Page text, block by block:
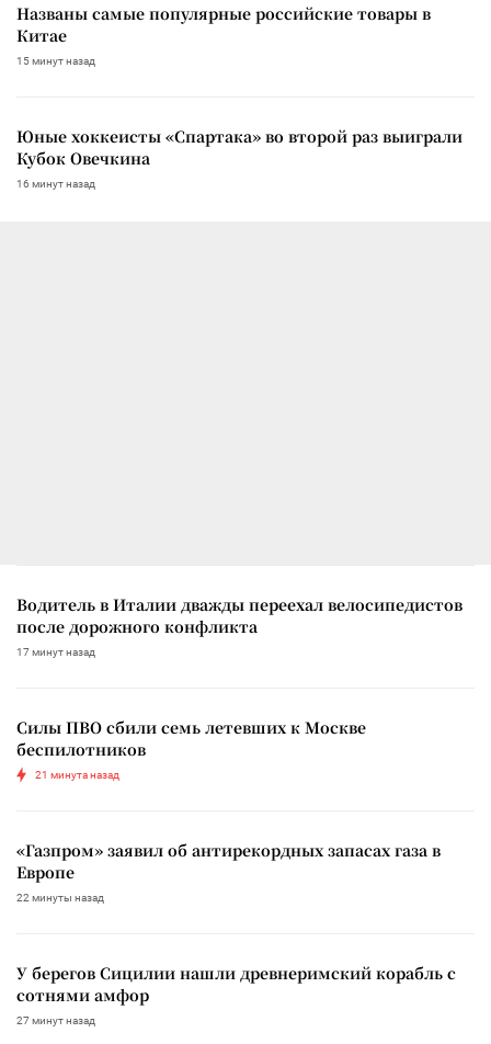
Названы самые популярные российские товары в
Китае
15 минут назад
Юные хоккеисты «Спартака» во второй раз выиграли
Кубок Овечкина
16 минут назад
Водитель в Италии дважды переехал велосипедистов
после дорожного конфликта
17 минут назад
Силы ПВО сбили семь летевших к Москве
беспилотников
21 минута назад
«Газпром» заявил об антирекордных запасах газа в
Европе
22 минуты назад
У берегов Сицилии нашли древнеримский корабль с
сотнями амфор
27 минут назад